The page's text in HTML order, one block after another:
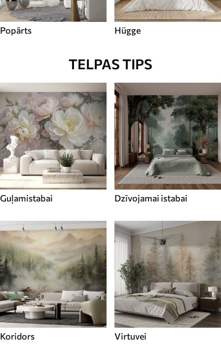
Popārts Hügge
TELPAS TIPS
Guļamistabai Dzīvojamai istabai
Koridors Virtuvei